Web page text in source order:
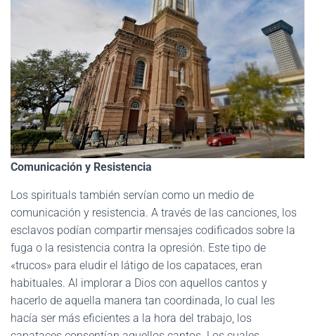
Comunicación y Resistencia
Los spirituals también servían como un medio de
comunicación y resistencia. A través de las canciones, los
esclavos podían compartir mensajes codificados sobre la
fuga o la resistencia contra la opresión. Este tipo de
«trucos» para eludir el látigo de los capataces, eran
habituales. Al implorar a Dios con aquellos cantos y
hacerlo de aquella manera tan coordinada, lo cual les
hacía ser más eficientes a la hora del trabajo, los